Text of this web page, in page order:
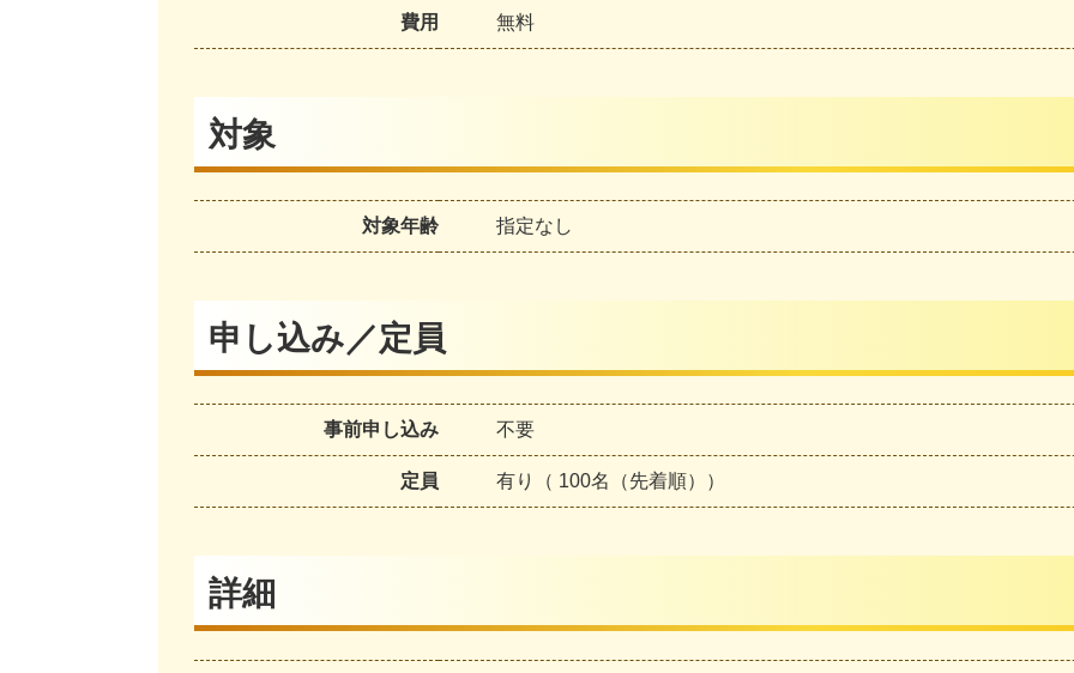
費用 無料
対象
対象年齢 指定なし
申し込み／定員
事前申し込み 不要
定員 有り（ 100名（先着順））
詳細